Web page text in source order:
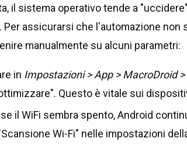
il sistema operativo tende a
Per assicurarsi che l'automazione non
manualmente su alcuni parametri:
in Impostazioni > App > MacroDroid
Questo è vitale sui
il WiFi sembra spento, Android
Wi-Fi" nelle impostazioni